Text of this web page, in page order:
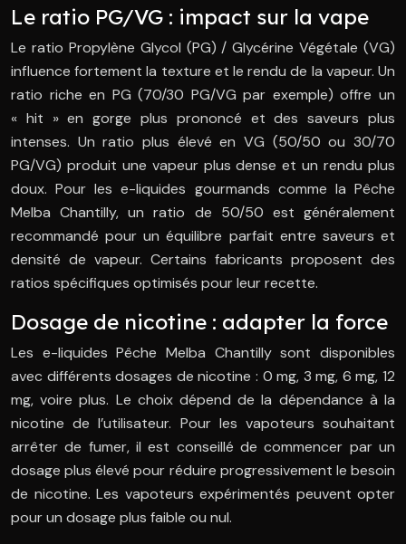
Le ratio PG/VG : impact sur la vape
Le ratio Propylène Glycol (PG) / Glycérine Végétale (VG)
influence fortement la texture et le rendu de la vapeur. Un
ratio riche en PG (70/30 PG/VG par exemple) offre un
« hit » en gorge plus prononcé et des saveurs plus
intenses. Un ratio plus élevé en VG (50/50 ou 30/70
PG/VG) produit une vapeur plus dense et un rendu plus
doux. Pour les e-liquides gourmands comme la Pêche
Melba Chantilly, un ratio de 50/50 est généralement
recommandé pour un équilibre parfait entre saveurs et
densité de vapeur. Certains fabricants proposent des
ratios spécifiques optimisés pour leur recette.
Dosage de nicotine : adapter la force
Les e-liquides Pêche Melba Chantilly sont disponibles
avec différents dosages de nicotine : 0 mg, 3 mg, 6 mg, 12
mg, voire plus. Le choix dépend de la dépendance à la
nicotine de l’utilisateur. Pour les vapoteurs souhaitant
arrêter de fumer, il est conseillé de commencer par un
dosage plus élevé pour réduire progressivement le besoin
de nicotine. Les vapoteurs expérimentés peuvent opter
pour un dosage plus faible ou nul.